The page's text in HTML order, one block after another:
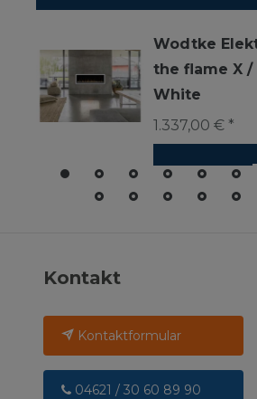
Wodtke
the flame X /
White
1.337,00 € *
inkl. ges. MwSt. -
Kontakt
Kontaktformular
04621 / 30 60 89 90